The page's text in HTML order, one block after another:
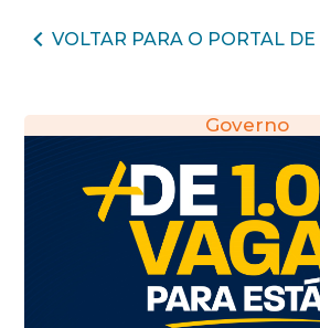
VOLTAR PARA O PORTAL
Governo